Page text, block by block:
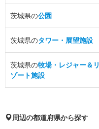
茨城県の公園
茨城県のタワー・展望施設
茨城県の牧場・レジャー＆リ
ゾート施設
周辺の都道府県から探す